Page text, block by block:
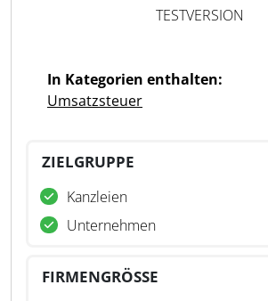
TESTVERSION
In Kategorien enthalten:
Umsatzsteuer
ZIELGRUPPE
Kanzleien
Unternehmen
FIRMENGRÖSSE